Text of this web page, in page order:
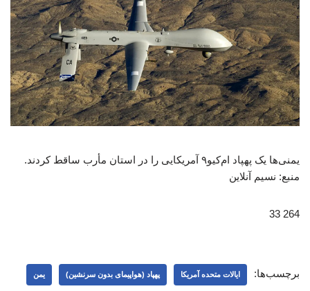
یمنی‌ها یک پهپاد ام‌کیو۹ آمریکایی را در استان مأرب ساقط کردند.
منبع: نسیم آنلاین
264 33
برچسب‌ها: ایالات متحده آمریکا پهپاد (هواپیمای بدون سرنشین) یمن